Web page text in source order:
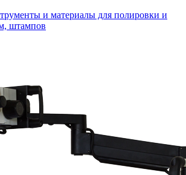
и материалы для полировки и
штампов